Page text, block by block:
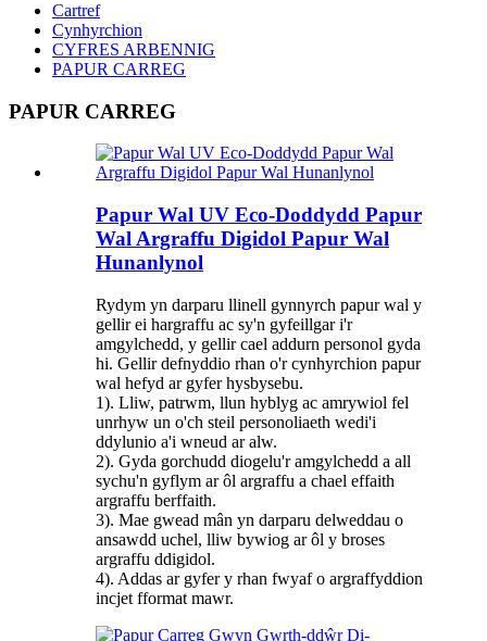
Cartref
Cynhyrchion
CYFRES ARBENNIG
PAPUR CARREG
PAPUR CARREG
Papur Wal UV Eco-Doddydd Papur
Wal Argraffu Digidol Papur Wal
Hunanlynol
Rydym yn darparu llinell gynnyrch papur wal y
gellir ei hargraffu ac sy'n gyfeillgar i'r
amgylchedd, y gellir cael addurn personol gyda
hi. Gellir defnyddio rhan o'r cynhyrchion papur
wal hefyd ar gyfer hysbysebu.
1). Lliw, patrwm, llun hyblyg ac amrywiol fel
unrhyw un o'ch steil personoliaeth wedi'i
ddylunio a'i wneud ar alw.
2). Gyda gorchudd diogelu'r amgylchedd a all
sychu'n gyflym ar ôl argraffu a chael effaith
argraffu berffaith.
3). Mae gwead mân yn darparu delweddau o
ansawdd uchel, lliw bywiog ar ôl y broses
argraffu ddigidol.
4). Addas ar gyfer y rhan fwyaf o argraffyddion
incjet fformat mawr.